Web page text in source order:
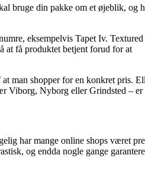
bruge din pakke om et øjeblik, og
eksempelvis Tapet Iv.
at få produktet betjent forud for at
man shopper for en konkret pris.
Viborg, Nyborg eller Grindsted – er
har mange online shops været
og endda nogle gange